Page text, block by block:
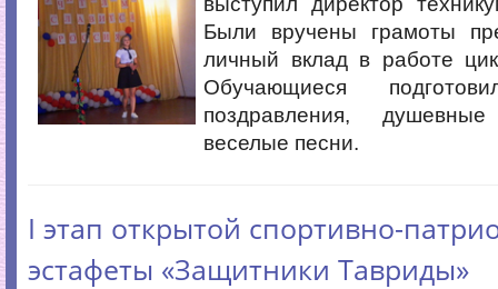
Были вручены грамоты
личный вклад в работе
Обучающиеся
поздравления, душевные
веселые песни.
I этап открытой спортивно-
эстафеты «Защитники Тавриды»